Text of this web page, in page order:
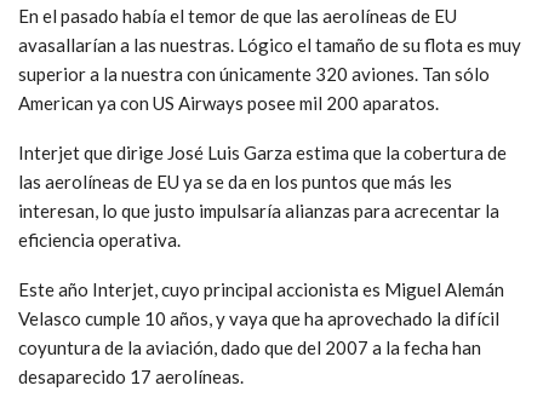
En el pasado había el temor de que las aerolíneas de EU
avasallarían a las nuestras. Lógico el tamaño de su flota es muy
superior a la nuestra con únicamente 320 aviones. Tan sólo
American ya con US Airways posee mil 200 aparatos.
Interjet que dirige José Luis Garza estima que la cobertura de
las aerolíneas de EU ya se da en los puntos que más les
interesan, lo que justo impulsaría alianzas para acrecentar la
eficiencia operativa.
Este año Interjet, cuyo principal accionista es Miguel Alemán
Velasco cumple 10 años, y vaya que ha aprovechado la difícil
coyuntura de la aviación, dado que del 2007 a la fecha han
desaparecido 17 aerolíneas.